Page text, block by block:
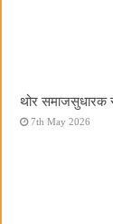
थोर समाजसुधारक
7th May 2026